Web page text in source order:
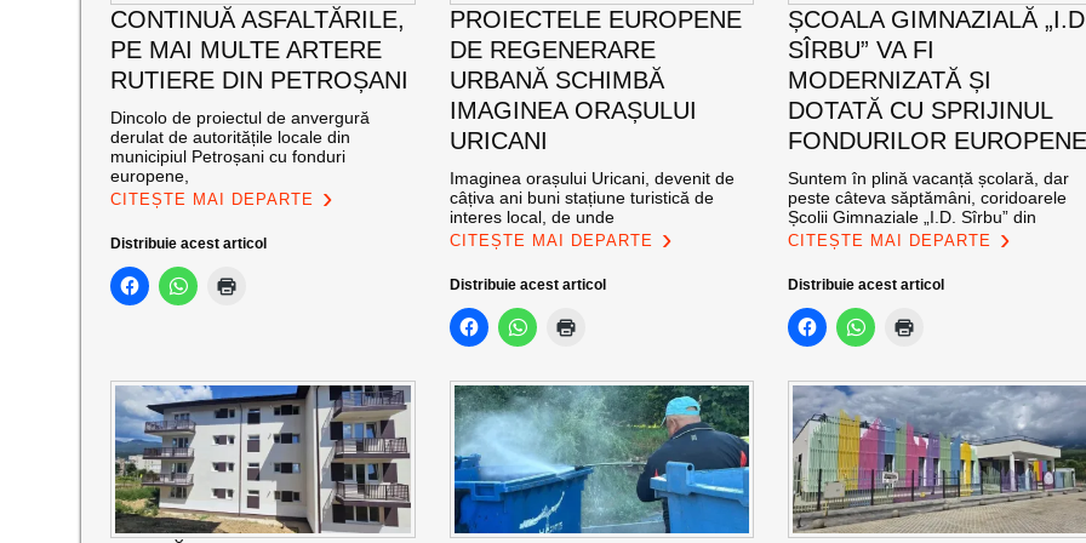
CONTINUĂ ASFALTĂRILE,
PE MAI MULTE ARTERE
RUTIERE DIN PETROȘANI
Dincolo de proiectul de anvergură
derulat de autoritățile locale din
municipiul Petroșani cu fonduri
europene,
CITEȘTE MAI DEPARTE
Distribuie acest articol
PROIECTELE EUROPENE
DE REGENERARE
URBANĂ SCHIMBĂ
IMAGINEA ORAȘULUI
URICANI
Imaginea orașului Uricani, devenit de
câțiva ani buni stațiune turistică de
interes local, de unde
CITEȘTE MAI DEPARTE
Distribuie acest articol
ȘCOALA GIMNAZIALĂ
SÎRBU” VA FI
MODERNIZATĂ ȘI
DOTATĂ CU SPRIJINUL
FONDURILOR
Suntem în plină vacanță școlară, dar
peste câteva săptămâni, coridoarele
Școlii Gimnaziale „I.D. Sîrbu” din
CITEȘTE MAI DEPARTE
Distribuie acest articol